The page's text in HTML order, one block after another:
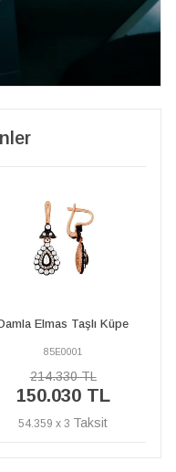
Elmas Taşlı Küpe
85E0001
214.330 TL
150.030 TL
54.359 x 3